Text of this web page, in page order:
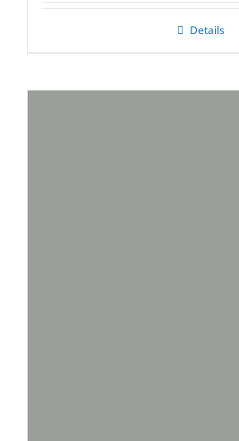
Details